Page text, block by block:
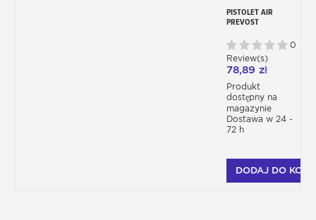
PISTOLET AIR
PREVOST
0
Review(s)
78,89 zł
Produkt
dostępny na
magazynie
Dostawa w 24 -
72 h
DODAJ DO